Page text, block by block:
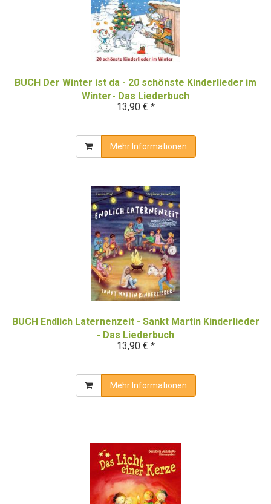
BUCH Der Winter ist da - 20 schönste Kinderlieder im
Winter- Das Liederbuch
13,90 € *
Mehr Informationen
BUCH Endlich Laternenzeit - Sankt Martin Kinderlieder
- Das Liederbuch
13,90 € *
Mehr Informationen